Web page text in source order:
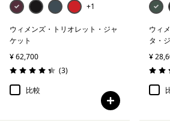
+1
ウィメンズ・トリオレット・ジャ
ケット
¥ 62,700
評価: 4.3 / 5
(3レビュー
)
比較
ウィ
タ・
¥
評価: